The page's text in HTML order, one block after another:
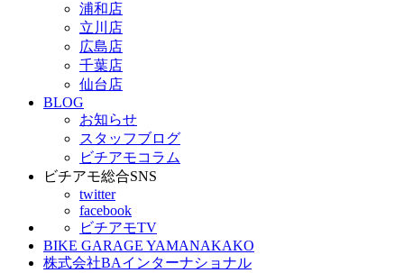
浦和店
立川店
広島店
千葉店
仙台店
BLOG
お知らせ
スタッフブログ
ビチアモコラム
ビチアモ総合SNS
twitter
facebook
ビチアモTV
BIKE GARAGE YAMANAKAKO
株式会社BAインターナショナル